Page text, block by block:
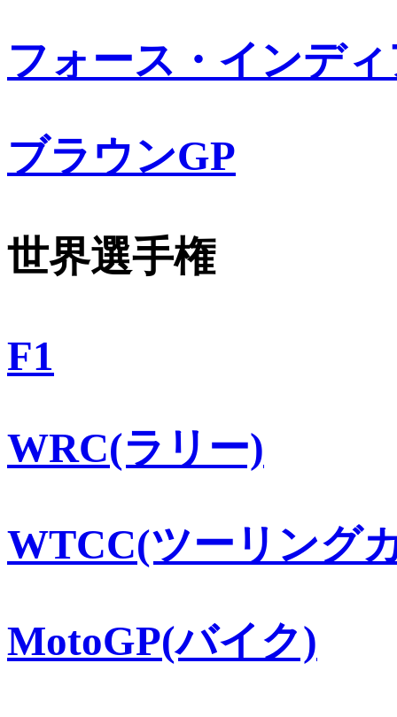
フォース・インデ
ブラウンGP
世界選手権
F1
WRC(ラリー)
WTCC(ツーリング
MotoGP(バイク)